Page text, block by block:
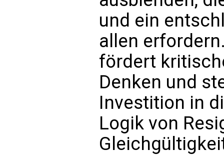
und ein
allen
fördert
Denken und
Investition in
Logik von